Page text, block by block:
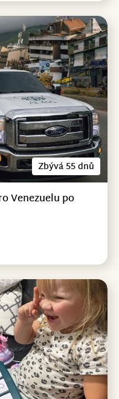
Zbývá 55 dnů
Venezuelu po